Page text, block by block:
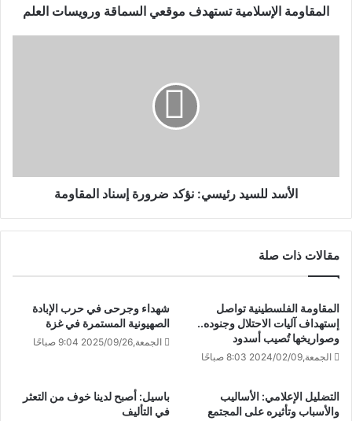
المقاومة الإسلامية تستهدف موقعي السماقة و‏رويسات العلم
الأسد للسيد رئيسي: نؤكد ضرورة إسناد المقاومة
مقالات ذات صلة
المقاومة الفلسطينية تواصل
إستهداف آليات الاحتلال وجنوده..
وصواريخها تُصيب أسدود
الجمعة,2024/02/09 8:03 صباحًا
شهداء وجرحى في حرب الإبادة
الصهيونية المستمرة في غزة
الجمعة,2025/09/26 9:04 صباحًا
التضليل الإعلامي: الأساليب
والأسباب وتأثيره على المجتمع
باسيل: أصبح لدينا خوف من التعثر
في التأليف